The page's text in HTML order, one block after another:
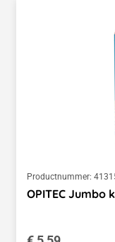
Productnummer:
OPITEC Jumbo